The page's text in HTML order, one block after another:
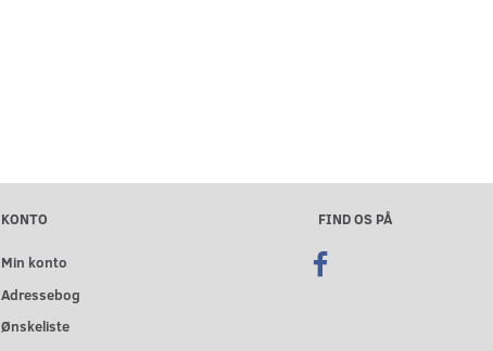
KONTO
Min konto
Adressebog
Ønskeliste
FIND OS PÅ